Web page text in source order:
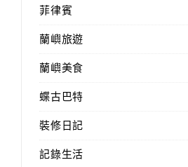
菲律賓
蘭嶼旅遊
蘭嶼美食
蝶古巴特
裝修日記
記錄生活